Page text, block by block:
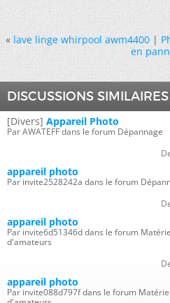
« lave linge whirpool awm4400|
en
DISCUSSIONS SIMILAIRES
[Divers] Appareil Photo
Par AWATEFF dans le forum Dépannage
appareil photo
Par invite2528242a dans le forum
appareil photo
Par invite6d51346d dans le forum
d'amateurs
appareil photo
Par invite088d797f dans le forum